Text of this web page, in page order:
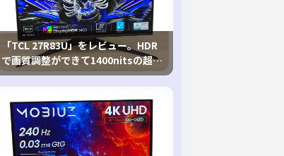
「TCL 27R83U」をレビュー。HDR
で画質調整ができて1400nitsの超高
輝度も発揮！